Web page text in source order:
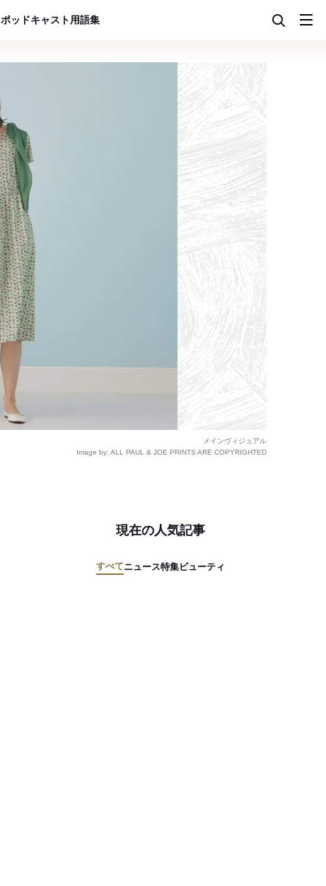
ポッドキャスト用語集
メインヴィジュアル
Image by: ALL PAUL & JOE PRINTS ARE COPYRIGHTED
現在の人気記事
すべてニュース特集ビューティ